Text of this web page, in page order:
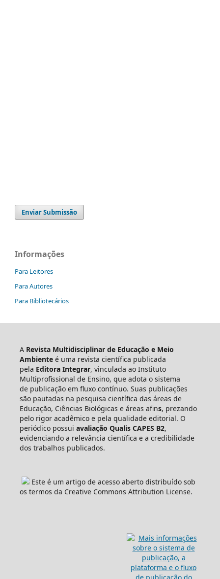
Enviar Submissão
Informações
Para Leitores
Para Autores
Para Bibliotecários
A Revista Multidisciplinar de Educação e Meio
Ambienteé uma revista científica publicada
pela Editora Integrar, vinculada ao Instituto
Multiprofissional de Ensino, que adota o sistema
de publicação em fluxo contínuo. Suas publicações
são pautadas na pesquisa científica das áreas de
Educação, Ciências Biológicas e áreas afins, prezando
pelo rigor acadêmico e pela qualidade editorial. O
periódico possui avaliação Qualis CAPES B2,
evidenciando a relevância científica e a credibilidade
dos trabalhos publicados.
Este é um artigo de acesso aberto distribuído sob
os termos da Creative Commons Attribution License.